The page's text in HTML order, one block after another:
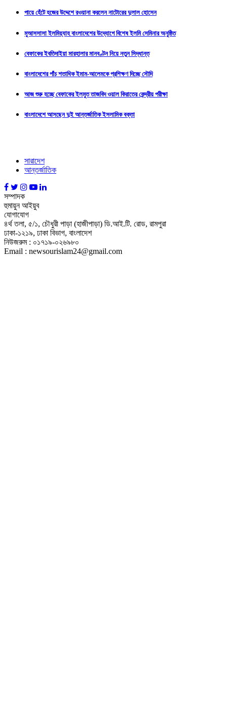
পায়ে হেঁটে হজের উদ্দেশে রওয়ানা করলেন নাটোরের দুলাল হোসেন
মুআসসাসা ইলমিয়্যাহ বাংলাদেশের উদ্যোগে বিশেষ ইলমি সেমিনার অনুষ্ঠিত
বেফাকের ইবতিদাইয়া মারহালার মানবণ্টন নিয়ে নতুন সিদ্ধান্ত
বাংলাদেশের পাঁচ শতাধিক ইমাম-আলেমকে প্রশিক্ষণ দিচ্ছে সৌদি
আজ শুরু হচ্ছে বেফাকের ইলমুত তাজবিদ ওয়াল কিরাতের কেন্দ্রীয় পরীক্ষা
বাংলাদেশে আসছেন দুই আন্তর্জাতিক ইসলামিক বক্তা
সারাদেশ
আন্তর্জাতিক
সম্পাদক
হুমায়ুন আইয়ুব
যোগাযোগ
৪র্থ তলা, ৫/১, চৌধুরী পাড়া (হাজীপাড়া) ডি.আই.টি. রোড, রামপুরা
ঢাকা-১২১৯, ঢাকা বিভাগ, বাংলাদেশ
নিউজরুম : ০১৭১৯-০২৬৯৮০
Email : newsourislam24@gmail.com